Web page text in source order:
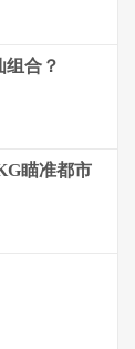
组合？
瞄准都市